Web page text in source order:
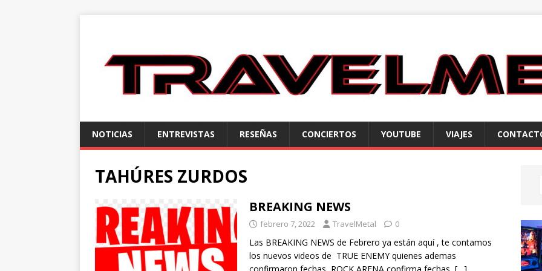
NOTICIAS ENTREVISTAS RESEÑAS CONCIERTOS YOUTUBE VIAJES
TAHÚRES ZURDOS
BREAKING NEWS
febrero 7, 2022 TravelMetal 0
Las BREAKING NEWS de Febrero ya están aquí , te contamos
los nuevos videos de TRUE ENEMY quienes ademas
confirmaron fechas, ROCK ARENA confirma fechas, […]